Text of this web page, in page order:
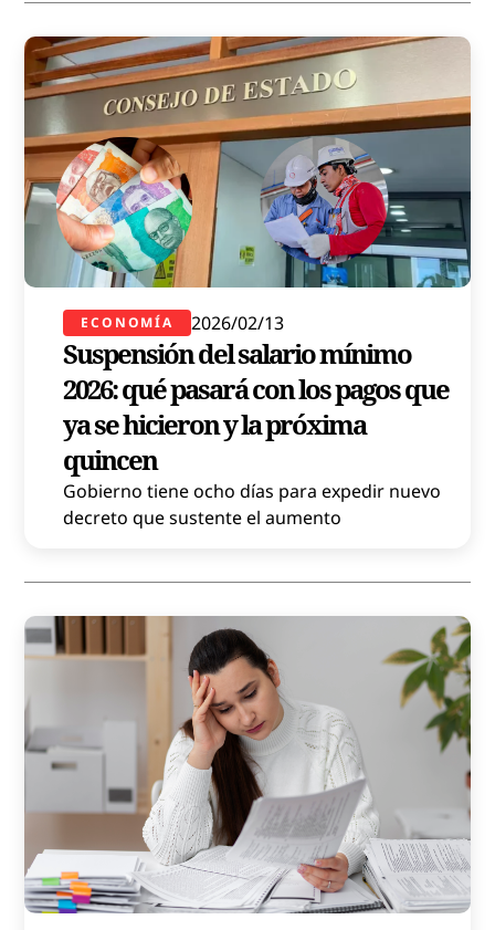
ECONOMÍA 2026/02/13
Suspensión del salario mínimo
2026: qué pasará con los pagos que
ya se hicieron y la próxima
quincen
Gobierno tiene ocho días para expedir nuevo
decreto que sustente el aumento